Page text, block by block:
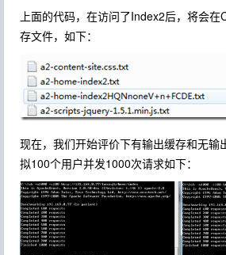
上面的代码，在访问了Index2后，将会
存文件，如下：
现在，我们开始评价下有输出缓存和无输
拟100个用户并发1000次请求如下：